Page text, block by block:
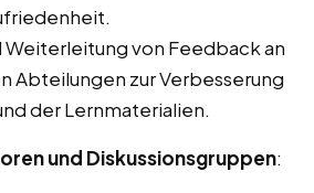
Weiterleitung von Feedback an
Abteilungen zur Verbesserung
der Lernmaterialien.
und Diskussionsgruppen: